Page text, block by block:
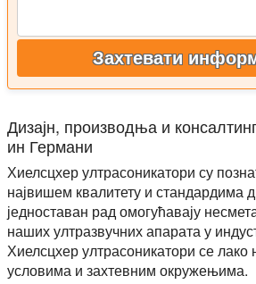
Захтевати
Дизајн, производња и
ин Германи
Хиелсцхер ултрасоникатори су
највишем квалитету и стандардима
једноставан рад омогућавају
наших ултразвучних апарата у
Хиелсцхер ултрасоникатори се лако
условима и захтевним окружењима.